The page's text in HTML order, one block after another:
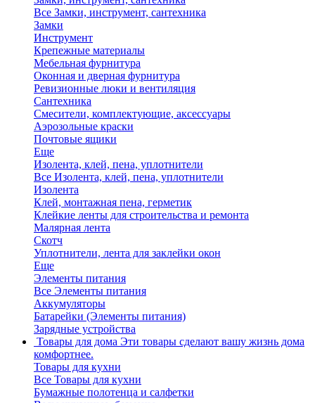
Все Замки, инструмент, сантехника
Замки
Инструмент
Крепежные материалы
Мебельная фурнитура
Оконная и дверная фурнитура
Ревизионные люки и вентиляция
Сантехника
Смесители, комплектующие, аксессуары
Аэрозольные краски
Почтовые ящики
Еще
Изолента, клей, пена, уплотнители
Все Изолента, клей, пена, уплотнители
Изолента
Клей, монтажная пена, герметик
Клейкие ленты для строительства и ремонта
Малярная лента
Скотч
Уплотнители, лента для заклейки окон
Еще
Элементы питания
Все Элементы питания
Аккумуляторы
Батарейки (Элементы питания)
Зарядные устройства
Товары для дома Эти товары сделают вашу жизнь дома
комфортнее.
Товары для кухни
Все Товары для кухни
Бумажные полотенца и салфетки